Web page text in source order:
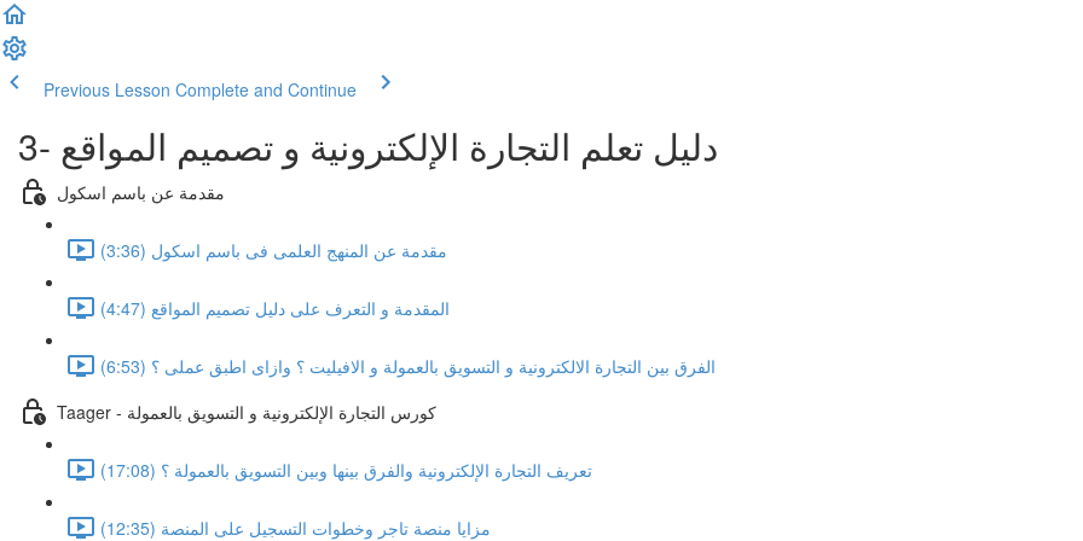
Previous Lesson Complete and Continue
3- دليل تعلم التجارة الإلكترونية و تصميم المواقع
مقدمة عن باسم اسكول
مقدمة عن المنهج العلمى فى باسم اسكول (3:36)
المقدمة و التعرف على دليل تصميم المواقع (4:47)
الفرق بين التجارة الالكترونية و التسويق بالعمولة و الافيليت ؟ وازاى اطبق عملى ؟ (6:53)
Taager - كورس التجارة الإلكترونية و التسويق بالعمولة
تعريف التجارة الإلكترونية والفرق بينها وبين التسويق بالعمولة ؟ (17:08)
مزايا منصة تاجر وخطوات التسجيل على المنصة (12:35)